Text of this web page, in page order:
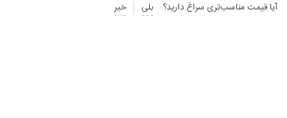
آیا قیمت مناسب‌تری سراغ دارید؟ بلی خیر